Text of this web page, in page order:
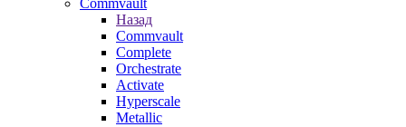
Commvault
Назад
Commvault
Complete
Orchestrate
Activate
Hyperscale
Metallic